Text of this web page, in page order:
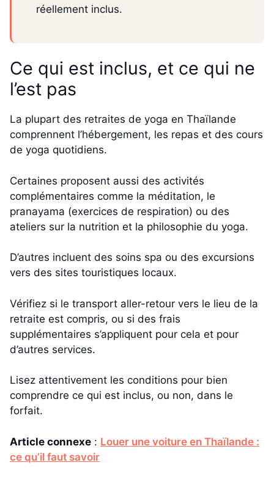
réellement inclus.
Ce qui est inclus, et ce qui ne
l’est pas
La plupart des retraites de yoga en Thaïlande
comprennent l’hébergement, les repas et des cours
de yoga quotidiens.
Certaines proposent aussi des activités
complémentaires comme la méditation, le
pranayama (exercices de respiration) ou des
ateliers sur la nutrition et la philosophie du yoga.
D’autres incluent des soins spa ou des excursions
vers des sites touristiques locaux.
Vérifiez si le transport aller-retour vers le lieu de la
retraite est compris, ou si des frais
supplémentaires s’appliquent pour cela et pour
d’autres services.
Lisez attentivement les conditions pour bien
comprendre ce qui est inclus, ou non, dans le
forfait.
Article connexe : Louer une voiture en Thaïlande :
ce qu’il faut savoir